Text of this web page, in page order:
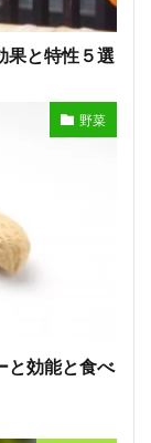
果と特性５選
野菜
と効能と食べ